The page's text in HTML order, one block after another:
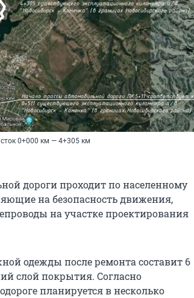
0+000 км — 4+305 км
дороги проходит по населенному
на безопасность движения,
на участке проектирования
одежды после ремонта составит 6
слой покрытия. Согласно
планируется в несколько